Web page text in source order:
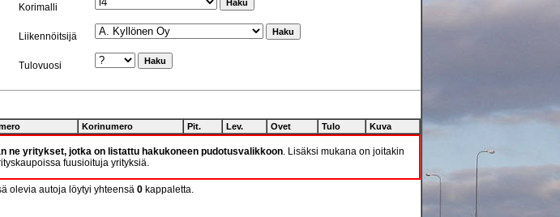
Korimalli
Liikennöitsijä
Tulovuosi
Korinumero Pit. Lev. Ovet Tulo Kuva
ne yritykset, jotka on listattu hakukoneen pudotusvalikkoon. Lisäksi mukana on joitakin
fuusioituja yrityksiä.
olevia autoja löytyi yhteensä 0 kappaletta.